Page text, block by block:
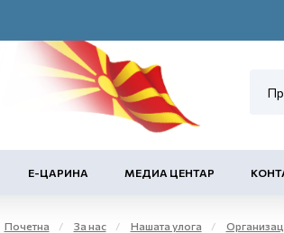
Е-ЦАРИНА МЕДИА ЦЕНТАР
Почетна За нас Нашата улога